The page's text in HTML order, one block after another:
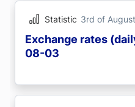
Statistic 3rd of
Exchange rates
08-03